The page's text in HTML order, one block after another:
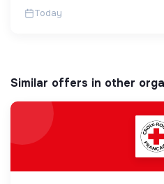
Today
Similar offers in other